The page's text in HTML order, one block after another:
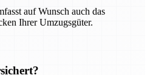
auf Wunsch auch das
Ihrer Umzugsgüter.